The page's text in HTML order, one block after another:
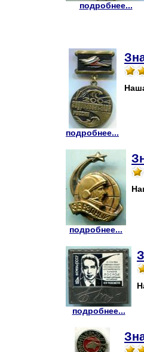
подробнее...
подробнее...
подробнее...
подробнее...